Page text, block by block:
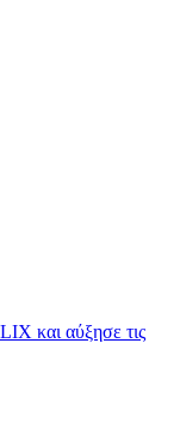
και αύξησε τις